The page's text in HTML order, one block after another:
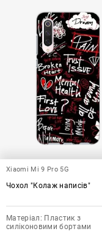
Xiaomi Mi 9 Pro 5G
Чохол "Колаж написів"
Матеріал: Пластик з
силіконовими бортами